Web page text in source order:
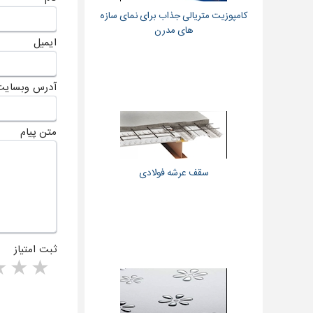
ایمیل
آدرس
متن پیام
ثبت امتیاز
1 star
کامپوزیت متریالی جذاب برای نمای سازه
های مدرن
سقف عرشه فولادی